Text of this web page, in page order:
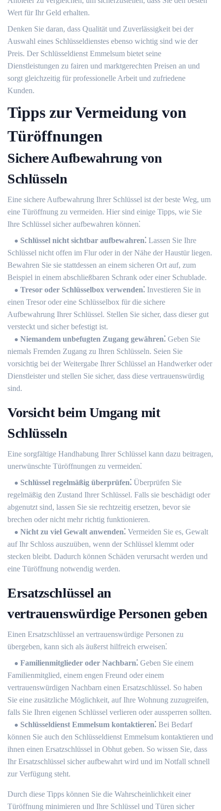
Wert für Ihr Geld erhalten.​
Denken Sie daran, dass Qualität und Zuverlässigkeit bei der
Auswahl eines Schlüsseldienstes ebenso wichtig sind wie der
Preis.​ Der Schlüsseldienst Emmelsum bietet seine
Dienstleistungen zu fairen und marktgerechten Preisen an und
sorgt gleichzeitig für professionelle Arbeit und zufriedene
Kunden.​
Tipps zur Vermeidung von
Türöffnungen
Sichere Aufbewahrung von
Schlüsseln
Eine sichere Aufbewahrung Ihrer Schlüssel ist der beste Weg, um
eine Türöffnung zu vermeiden. Hier sind einige Tipps, wie Sie
Ihre Schlüssel sicher aufbewahren können⁚
Schlüssel nicht sichtbar aufbewahren⁚ Lassen Sie Ihre
Schlüssel nicht offen im Flur oder in der Nähe der Haustür liegen.​
Bewahren Sie sie stattdessen an einem sicheren Ort auf, zum
Beispiel in einem abschließbaren Schrank oder einer Schublade.​
Tresor oder Schlüsselbox verwenden⁚ Investieren Sie in
einen Tresor oder eine Schlüsselbox für die sichere
Aufbewahrung Ihrer Schlüssel. Stellen Sie sicher, dass dieser gut
versteckt und sicher befestigt ist.​
Niemandem unbefugten Zugang gewähren⁚ Geben Sie
niemals Fremden Zugang zu Ihren Schlüsseln.​ Seien Sie
vorsichtig bei der Weitergabe Ihrer Schlüssel an Handwerker oder
Dienstleister und stellen Sie sicher, dass diese vertrauenswürdig
sind.​
Vorsicht beim Umgang mit
Schlüsseln
Eine sorgfältige Handhabung Ihrer Schlüssel kann dazu beitragen,
unerwünschte Türöffnungen zu vermeiden⁚
Schlüssel regelmäßig überprüfen⁚ Überprüfen Sie
regelmäßig den Zustand Ihrer Schlüssel.​ Falls sie beschädigt oder
abgenutzt sind, lassen Sie sie rechtzeitig ersetzen, bevor sie
brechen oder nicht mehr richtig funktionieren.​
Nicht zu viel Gewalt anwenden⁚ Vermeiden Sie es, Gewalt
auf Ihr Schloss auszuüben, wenn der Schlüssel klemmt oder
stecken bleibt. Dadurch können Schäden verursacht werden und
eine Türöffnung notwendig werden.​
Ersatzschlüssel an
vertrauenswürdige Personen geben
Einen Ersatzschlüssel an vertrauenswürdige Personen zu
übergeben, kann sich als äußerst hilfreich erweisen⁚
Familienmitglieder oder Nachbarn⁚ Geben Sie einem
Familienmitglied, einem engen Freund oder einem
vertrauenswürdigen Nachbarn einen Ersatzschlüssel.​ So haben
Sie eine zusätzliche Möglichkeit, auf Ihre Wohnung zuzugreifen,
falls Sie Ihren eigenen Schlüssel verlieren oder aussperren sollten.
Schlüsseldienst Emmelsum kontaktieren⁚ Bei Bedarf
können Sie auch den Schlüsseldienst Emmelsum kontaktieren und
ihnen einen Ersatzschlüssel in Obhut geben. So wissen Sie, dass
Ihr Ersatzschlüssel sicher aufbewahrt wird und im Notfall schnell
zur Verfügung steht.​
Durch diese Tipps können Sie die Wahrscheinlichkeit einer
Türöffnung minimieren und Ihre Schlüssel und Türen sicher